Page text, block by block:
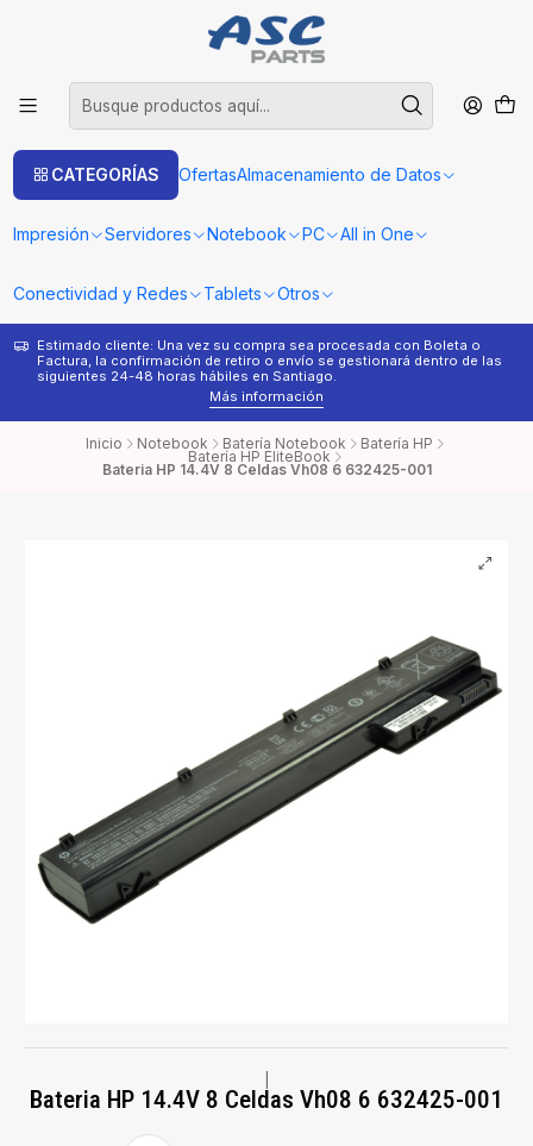
CATEGORÍAS OfertasAlmacenamiento de Datos
Impresión Servidores Notebook PC All in One
Conectividad y Redes Tablets Otros
Estimado cliente: Una vez su compra sea procesada con Boleta o
Factura, la confirmación de retiro o envío se gestionará dentro de las
siguientes 24-48 horas hábiles en Santiago.
Más información
Inicio Notebook Batería Notebook Batería HP
Batería HP EliteBook
Bateria HP 14.4V 8 Celdas Vh08 6 632425-001
Bateria HP 14.4V 8 Celdas Vh08 6 632425-001